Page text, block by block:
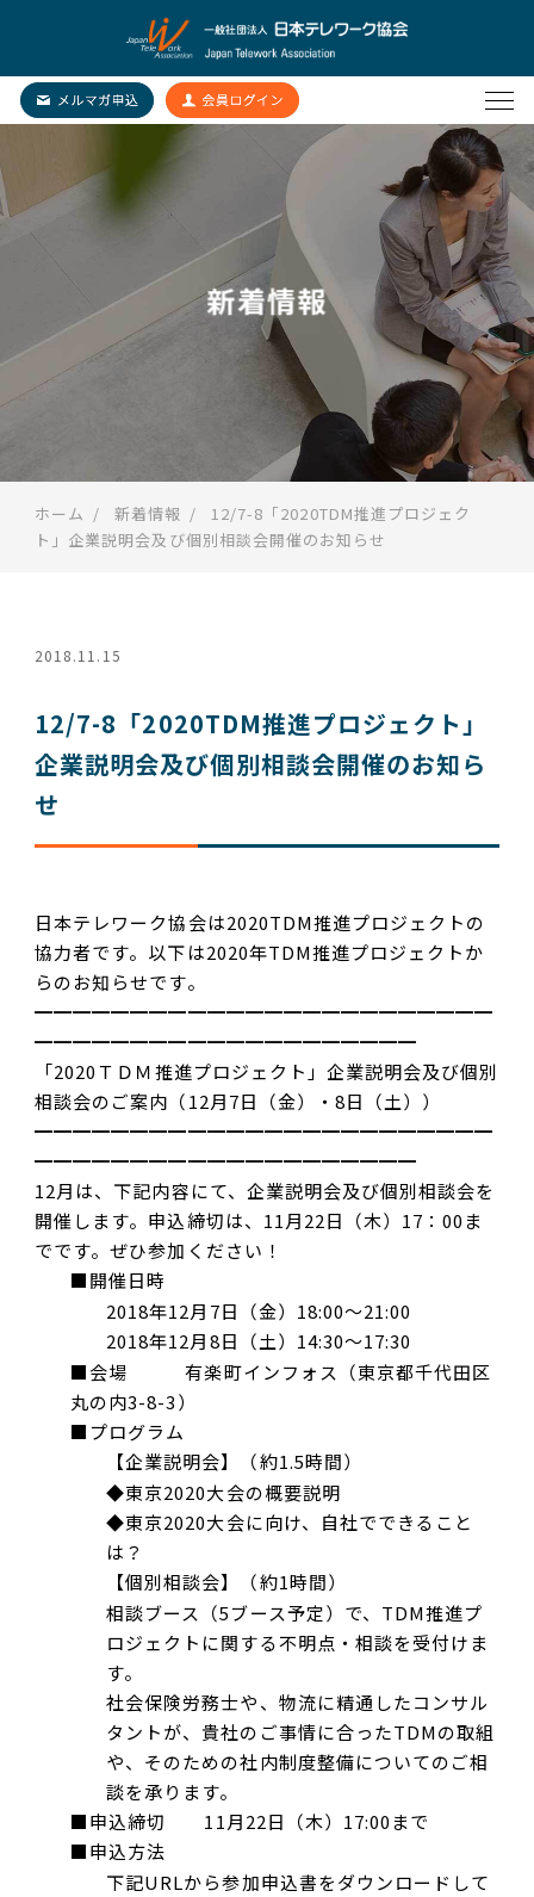
新着情報
ホーム 新着情報
12/7-8「2020TDM推進プロジェク
ト」企業説明会及び個別相談会開催のお知らせ
2018.11.15
12/7-8「2020TDM推進プロジェクト」
企業説明会及び個別相談会開催のお知ら
せ
日本テレワーク協会は2020TDM推進プロジェクトの
協力者です。以下は2020年TDM推進プロジェクトか
らのお知らせです。
━━━━━━━━━━━━━━━━━━━━━━━━
━━━━━━━━━━━━━━━━━━━━
「2020ＴＤＭ推進プロジェクト」企業説明会及び個別
相談会のご案内（12月7日（金）・8日（土））
━━━━━━━━━━━━━━━━━━━━━━━━
━━━━━━━━━━━━━━━━━━━━
12月は、下記内容にて、企業説明会及び個別相談会を
開催します。申込締切は、11月22日（木）17：00ま
でです。ぜひ参加ください！
■開催日時
2018年12月7日（金）18:00〜21:00
2018年12月8日（土）14:30〜17:30
■会場 有楽町インフォス（東京都千代田区
丸の内3-8-3）
■プログラム
【企業説明会】（約1.5時間）
◆東京2020大会の概要説明
◆東京2020大会に向け、自社でできること
は？
【個別相談会】（約1時間）
相談ブース（5ブース予定）で、TDM推進プ
ロジェクトに関する不明点・相談を受付けま
す。
社会保険労務士や、物流に精通したコンサル
タントが、貴社のご事情に合ったTDMの取組
や、そのための社内制度整備についてのご相
談を承ります。
■申込締切 11月22日（木）17:00まで
■申込方法
下記URLから参加申込書をダウンロードして